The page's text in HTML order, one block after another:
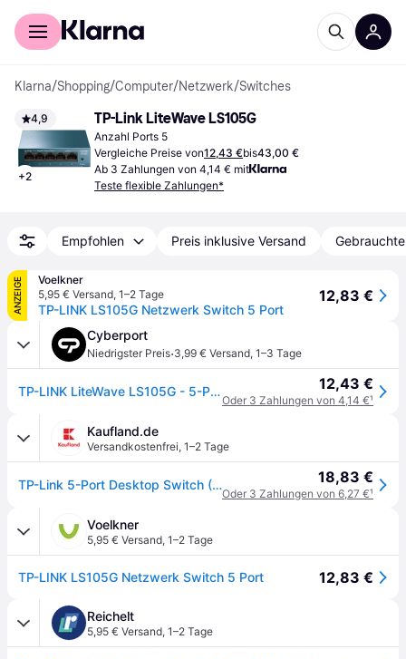
Für Shopper
Klarna/Shopping/Computer/Netzwerk/Switches
4,9
+2
TP-Link LiteWave LS105G
Anzahl Ports 5
Vergleiche Preise von12,43 €bis43,00 €
Ab 3 Zahlungen von 4,14 € mit
Teste flexible Zahlungen*
Empfohlen Preis inklusive Versand
ANZEIGE
Voelkner
5,95 € Versand, 1–2 Tage
TP-LINK LS105G Netzwerk Switch 5 Port
12,83 €
Cyberport
Niedrigster Preis·3,99 € Versand, 1–3 Tage
TP-LINK LiteWave LS105G - 5-Port Gigabit Desktop Switch 12,43 €
Oder 3 Zahlungen von 4,14 €¹
Kaufland.de
Versandkostenfrei, 1–2 Tage
TP-Link 5-Port Desktop Switch (10/100/1000Mbit/s), Unmanaged, Gigabit Ethernet (10/100/1000), Wandmontage 18,83 €
Oder 3 Zahlungen von 6,27 €¹
Voelkner
5,95 € Versand, 1–2 Tage
TP-LINK LS105G Netzwerk Switch 5 Port 12,83 €
Reichelt
5,95 € Versand, 1–2 Tage